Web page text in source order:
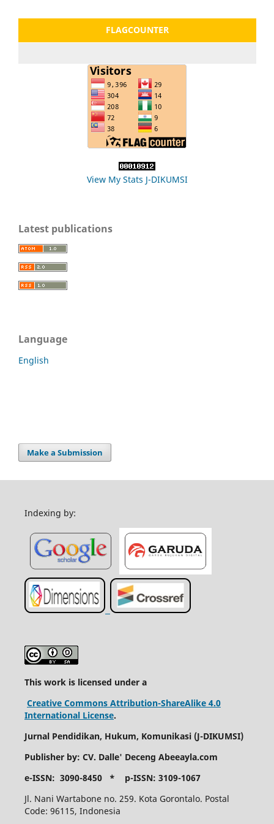
FLAGCOUNTER
View My Stats J-DIKUMSI
Latest publications
Language
English
Make a Submission
Indexing by:
This work is licensed under a
Creative Commons Attribution-ShareAlike 4.0
International License.
Jurnal Pendidikan, Hukum, Komunikasi (J-DIKUMSI)
Publisher by: CV. Dalle' Deceng Abeeayla.com
e-ISSN: 3090-8450 * p-ISSN: 3109-1067
Jl. Nani Wartabone no. 259. Kota Gorontalo. Postal
Code: 96115, Indonesia